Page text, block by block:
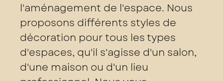
l'aménagement de l'espace. Nous
proposons différents styles de
décoration pour tous les types
d'espaces, qu'il s'agisse d'un salon,
d'une maison ou d'un lieu